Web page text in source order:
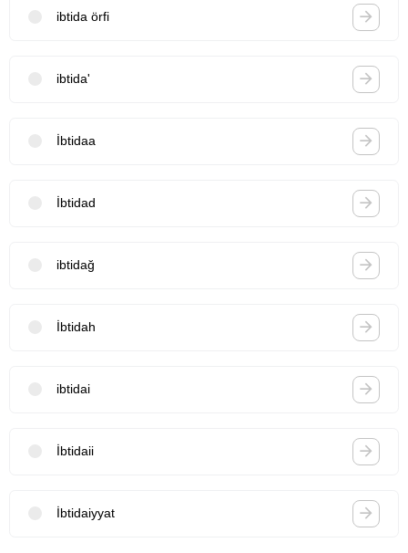
ibtida örfi
ibtida'
İbtidaa
İbtidad
ibtidağ
İbtidah
ibtidai
İbtidaii
İbtidaiyyat